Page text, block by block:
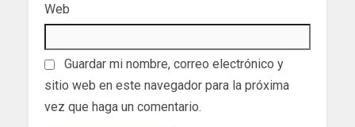
Web
Guardar mi nombre, correo electrónico y
sitio web en este navegador para la próxima
vez que haga un comentario.